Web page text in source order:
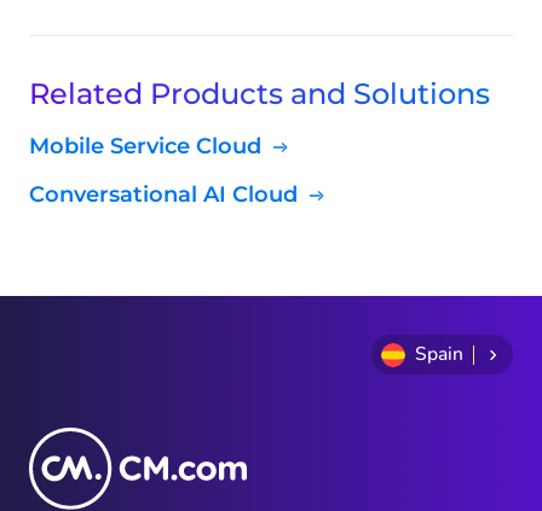
Related Products and Solutions
Mobile Service Cloud
Conversational AI Cloud
Spain